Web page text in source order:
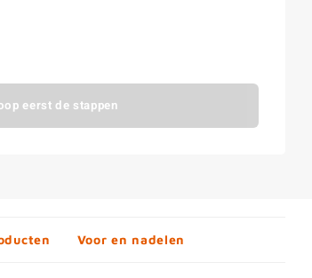
eerst de stappen
Voor en nadelen